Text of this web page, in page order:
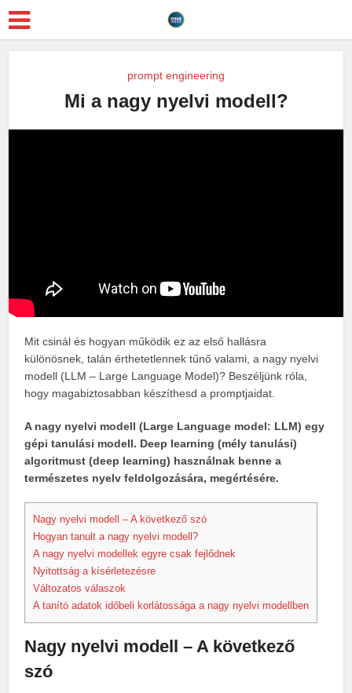
prompt engineering
Mi a nagy nyelvi modell?
Mit csinál és hogyan működik ez az első hallásra
különösnek, talán érthetetlennek tűnő valami, a nagy nyelvi
modell (LLM – Large Language Model)? Beszéljünk róla,
hogy magabiztosabban készíthesd a promptjaidat.
A nagy nyelvi modell (Large Language model: LLM) egy
gépi tanulási modell. Deep learning (mély tanulási)
algoritmust (deep learning) használnak benne a
természetes nyelv feldolgozására, megértésére.
Nagy nyelvi modell – A következő szó
Hogyan tanult a nagy nyelvi modell?
A nagy nyelvi modellek egyre csak fejlődnek
Nyitottság a kísérletezésre
Változatos válaszok
A tanító adatok időbeli korlátossága a nagy nyelvi modellben
Nagy nyelvi modell – A következő
szó